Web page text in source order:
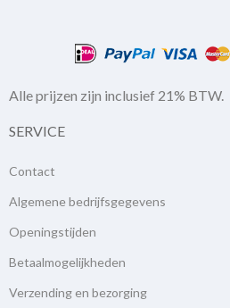
Alle prijzen zijn inclusief 21% BTW.
SERVICE
Contact
Algemene bedrijfsgegevens
Openingstijden
Betaalmogelijkheden
Verzending en bezorging